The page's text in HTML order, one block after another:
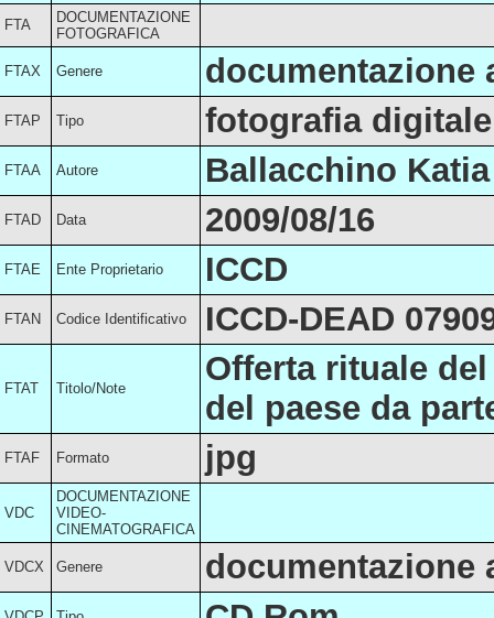
FTA
DOCUMENTAZIONE
FOTOGRAFICA
FTAX Genere documentazione
FTAP Tipo fotografia digitale
FTAA Autore Ballacchino Katia
FTAD Data 2009/08/16
FTAE Ente Proprietario ICCD
FTAN Codice Identificativo ICCD-DEAD
FTAT Titolo/Note
Offerta rituale
del paese da
FTAF Formato jpg
VDC
DOCUMENTAZIONE
VIDEO-
CINEMATOGRAFICA
VDCX Genere documentazione